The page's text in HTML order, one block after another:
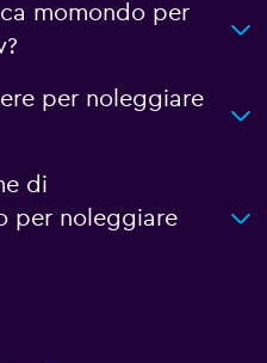
momondo per
per noleggiare
di
per noleggiare